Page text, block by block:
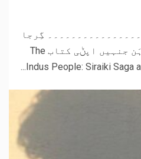
گِرجا
کُمار سئیں او لکھاری ہَن جنہیں اپݨی کتاب The
Indus People: Siraiki Saga